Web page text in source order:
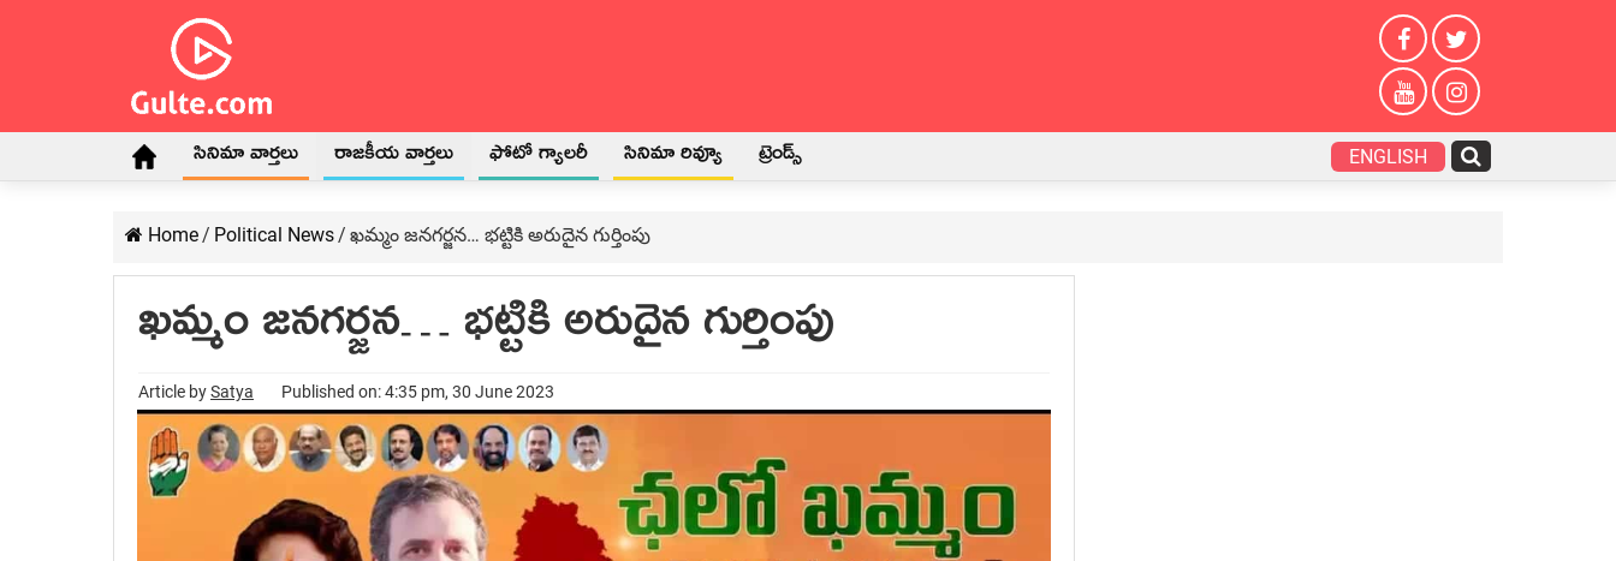
సినిమా వార్తలు రాజకీయ వార్తలు ఫోటో గ్యాలరీ సినిమా రివ్యూ ట్రెండ్స్ ENGLISH
Home/ Political News/ ఖమ్మం జనగర్జన… భట్టికి అరుదైన గుర్తింపు
ఖమ్మం జనగర్జన… భట్టికి అరుదైన గుర్తింపు
Article bySatya Published on: 4:35 pm, 30 June 2023